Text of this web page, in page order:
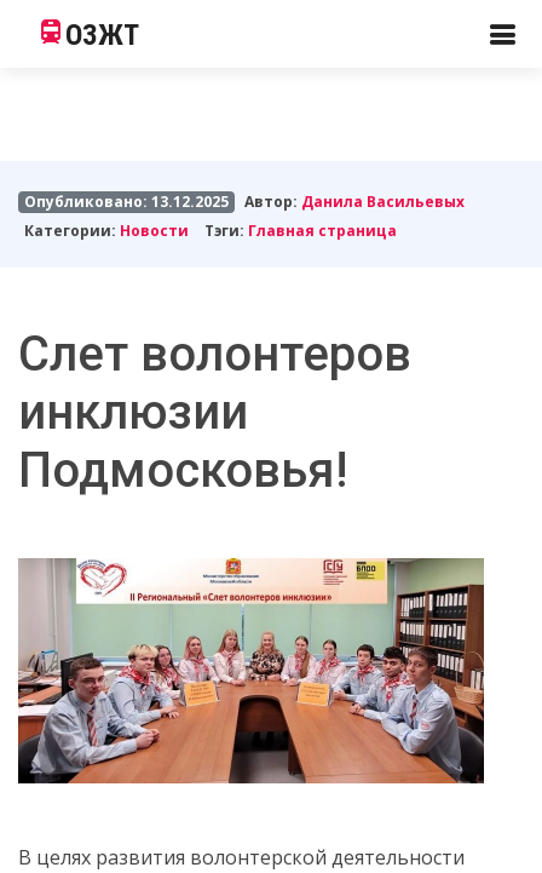
ОЗЖТ
Опубликовано: 13.12.2025 Автор: Данила Васильевых
Категории: Новости Тэги: Главная страница
Слет волонтеров
инклюзии
Подмосковья!
В целях развития волонтерской деятельности